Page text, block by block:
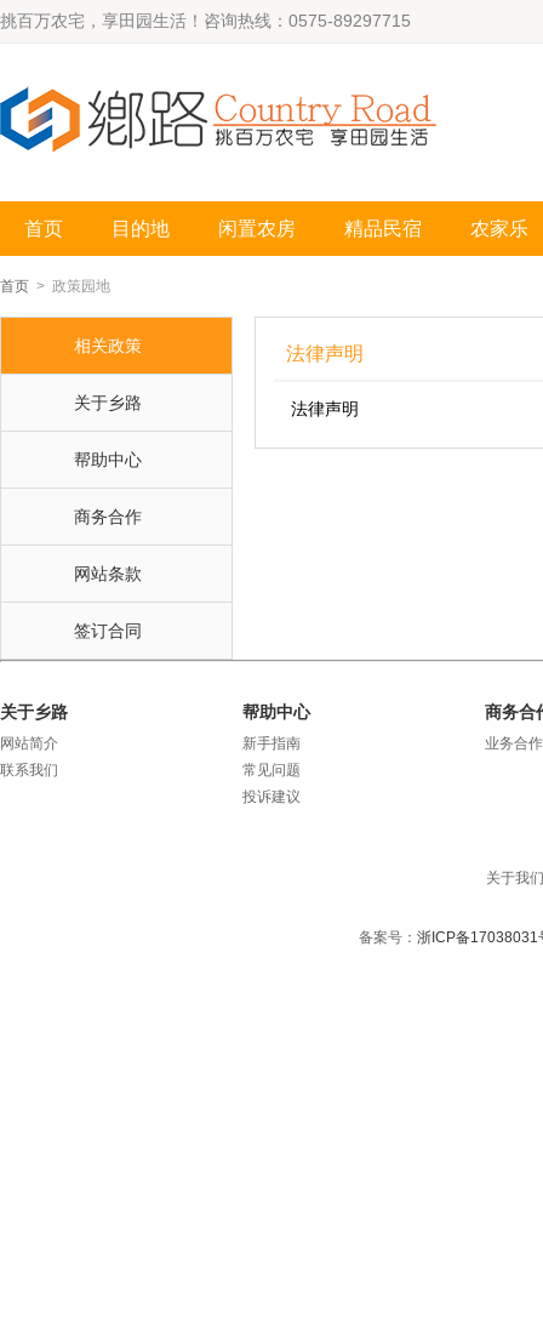
挑百万农宅，享田园生活！咨询热线：0575-89297715
首页 目的地 闲置农房 精品民宿 农家乐
首页 > 政策园地
相关政策
关于乡路
帮助中心
商务合作
网站条款
签订合同
法律声明
法律声明
关于乡路
网站简介
联系我们
帮助中心
新手指南
常见问题
投诉建议
商务合
业务合作
关于我们
备案号： 浙ICP备